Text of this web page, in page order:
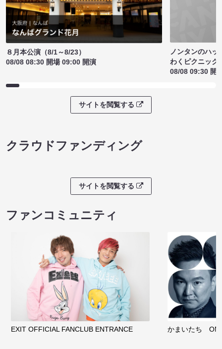
８月本公演（8/1～8/23）
08/08 08:30 開場 09:00 開演
ノンタンのハッ
わくピクニック
08/08 09:30 開
サイトを閲覧する
クラウドファンディング
サイトを閲覧する
ファンコミュニティ
EXIT OFFICIAL FANCLUB ENTRANCE かまいたち